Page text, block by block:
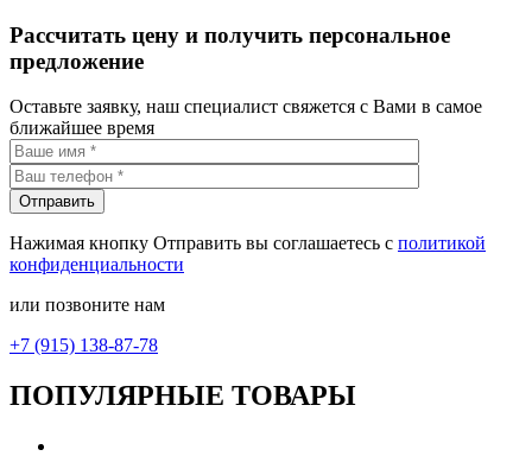
Рассчитать цену и получить персональное
предложение
Оставьте заявку, наш специалист свяжется с Вами в самое
ближайшее время
Нажимая кнопку Отправить вы соглашаетесь с политикой
конфиденциальности
или позвоните нам
+7 (915) 138-87-78
ПОПУЛЯРНЫЕ ТОВАРЫ